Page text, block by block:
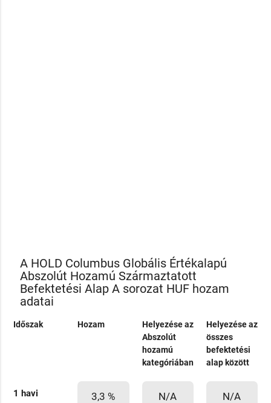
A HOLD Columbus Globális Értékalapú
Abszolút Hozamú Származtatott
Befektetési Alap A sorozat HUF hozam
adatai
Időszak Hozam
Helyezése az
Abszolút
hozamú
kategóriában
Helyezése az
összes
befektetési
alap között
1 havi 3,3 % N/A N/A